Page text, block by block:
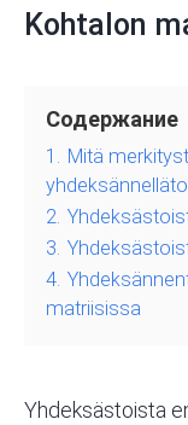
Kohtalon
Содержание
1. Mitä
2.
3.
4.
matriisissa
Yhdeksästoista